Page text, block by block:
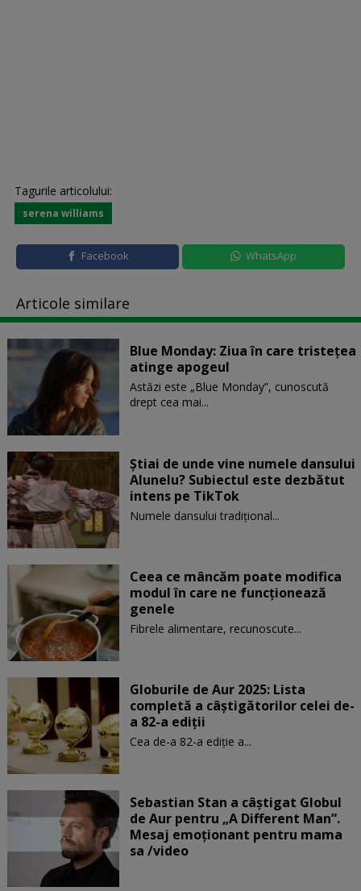
Tagurile articolului:
serena williams
Facebook WhatsApp
Articole similare
Blue Monday: Ziua în care tristețea
atinge apogeul
Astăzi este „Blue Monday”, cunoscută
drept cea mai...
Știai de unde vine numele dansului
Alunelu? Subiectul este dezbătut
intens pe TikTok
Numele dansului tradițional...
Ceea ce mâncăm poate modifica
modul în care ne funcţionează
genele
Fibrele alimentare, recunoscute...
Globurile de Aur 2025: Lista
completă a câștigătorilor celei de-
a 82-a ediții
Cea de-a 82-a ediție a...
Sebastian Stan a câștigat Globul
de Aur pentru „A Different Man”.
Mesaj emoționant pentru mama
sa /video